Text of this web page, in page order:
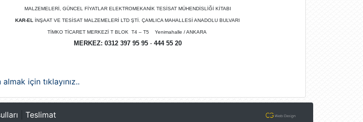
MALZEMELERİ, GÜNCEL FİYATLAR ELEKTROMEKANİK TESİSAT MÜHENDİSLİĞİ KİTABI
KAR-EL İNŞAAT VE TESİSAT MALZEMELERİ LTD ŞTİ. ÇAMLICA MAHALLESİ ANADOLU BULVARI
TİMKO TİCARET MERKEZİ T BLOK T4 – T5 Yenimahalle / ANKARA
MERKEZ: 0312 397 95 95- 444 55 20
almak için tıklayınız..
Teslimat